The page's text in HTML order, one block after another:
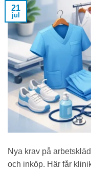
21
jul
Nya krav på
och inköp. Här får